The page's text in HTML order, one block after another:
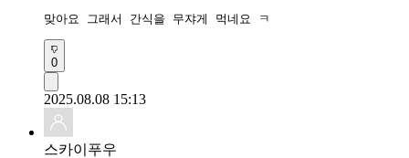
맞아요 그래서 간식을 무쟈게 먹네요 ㅋ
0
2025.08.08 15:13
스카이푸우